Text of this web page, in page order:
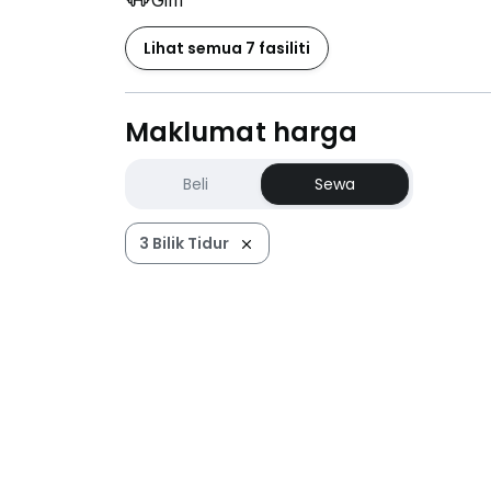
Lihat semua 7 fasiliti
Maklumat harga
Beli Sewa
3 Bilik Tidur